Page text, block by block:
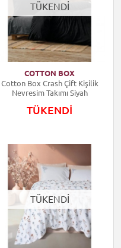
TÜKENDİ
COTTON BOX
Cotton Box Crash Çift Kişilik
Nevresim Takımı Siyah
TÜKENDİ
TÜKENDİ